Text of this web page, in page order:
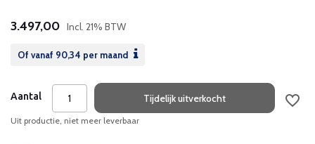
3.497,00 Incl. 21% BTW
Of vanaf 90,34 per maand
Aantal Tijdelijk uitverkocht
Uit productie, niet meer leverbaar